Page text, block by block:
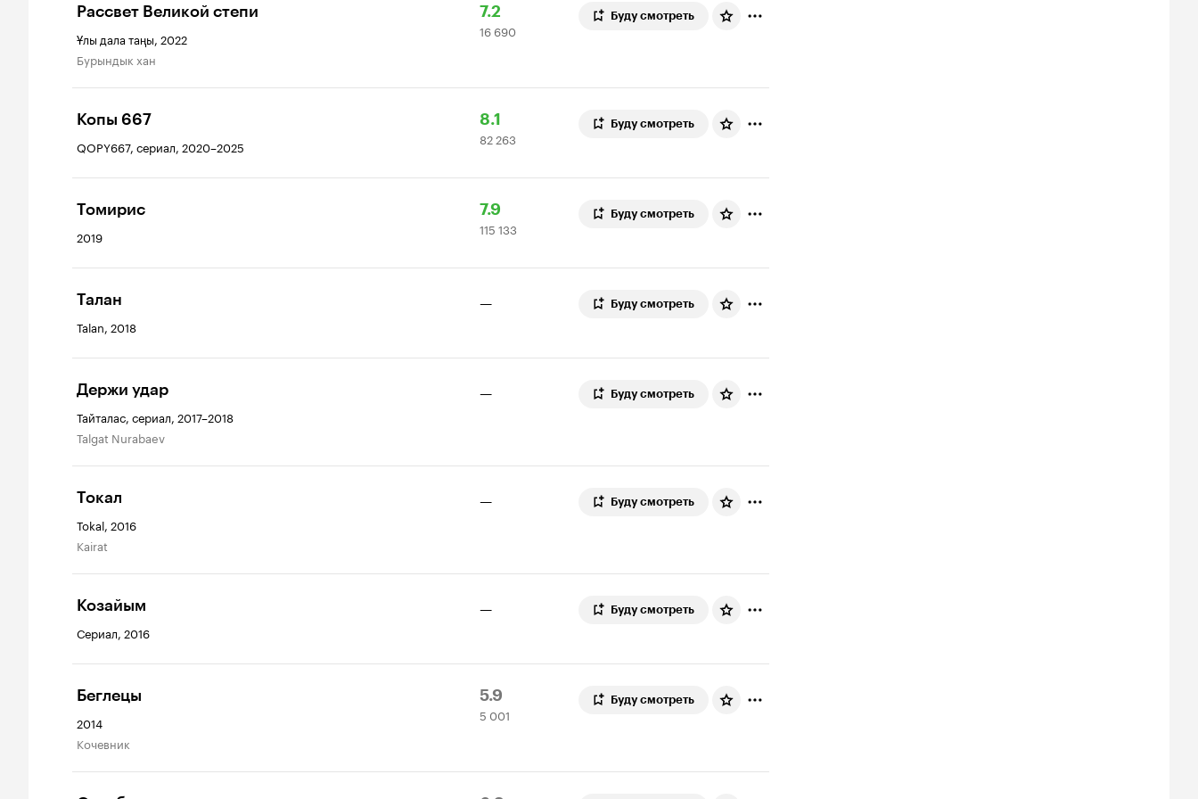
Рассвет Великой степи
Ұлы дала таңы, 2022
Бурындык хан
Рейтинг
Кинопоиска
7.2
16
690
16 690
Буду смотреть
Копы 667
QOPY667, сериал, 2020–2025
Рейтинг
Кинопоиска
8.1
82
263
82 263
Буду смотреть
Томирис
2019
Рейтинг
Кинопоиска
7.9
115
133
115 133
Буду смотреть
Талан
Talan, 2018
— Буду смотреть
Держи удар
Тайталас, сериал, 2017–2018
Talgat Nurabaev
— Буду смотреть
Токал
Tokal, 2016
Kairat
— Буду смотреть
Козайым
Сериал, 2016
— Буду смотреть
Беглецы
2014
Кочевник
Рейтинг
Кинопоиска
5.9
5
001
5 001
Буду смотреть